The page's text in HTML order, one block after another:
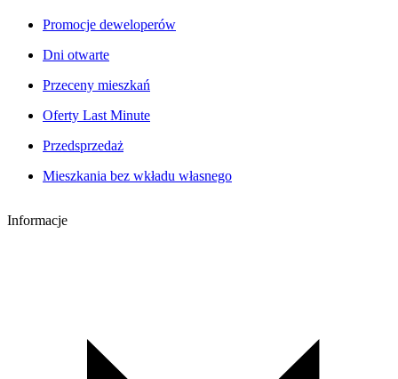
Promocje deweloperów
Dni otwarte
Przeceny mieszkań
Oferty Last Minute
Przedsprzedaż
Mieszkania bez wkładu własnego
Informacje